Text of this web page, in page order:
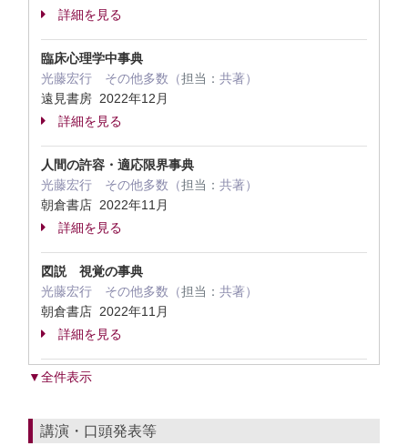
詳細を見る
臨床心理学中事典
光藤宏行 その他多数（担当： 共著）
遠見書房 2022年12月
詳細を見る
人間の許容・適応限界事典
光藤宏行 その他多数（担当： 共著）
朝倉書店 2022年11月
詳細を見る
図説 視覚の事典
光藤宏行 その他多数（担当： 共著）
朝倉書店 2022年11月
詳細を見る
▼全件表示
講演・口頭発表等